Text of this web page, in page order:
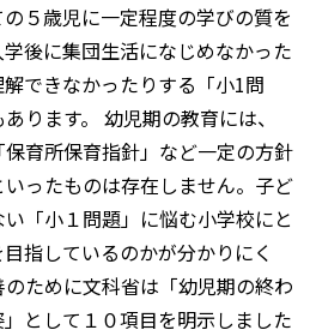
５歳児に一定程度の学びの質を
後に集団生活になじめなかった
できなかったりする「小1問
ります。 幼児期の教育には、
保育所保育指針」など一定の方針
ったものは存在しません。子ど
「小１問題」に悩む小学校にと
指しているのかが分かりにく
ために文科省は「幼児期の終わ
として１０項目を明示しました